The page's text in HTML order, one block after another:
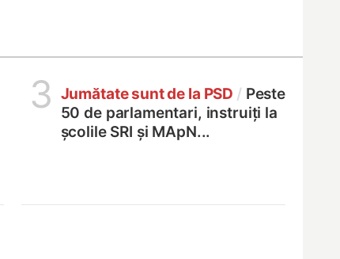
3 Jumătate sunt de la PSD / Peste
50 de parlamentari, instruiți la
școlile SRI și MApN...